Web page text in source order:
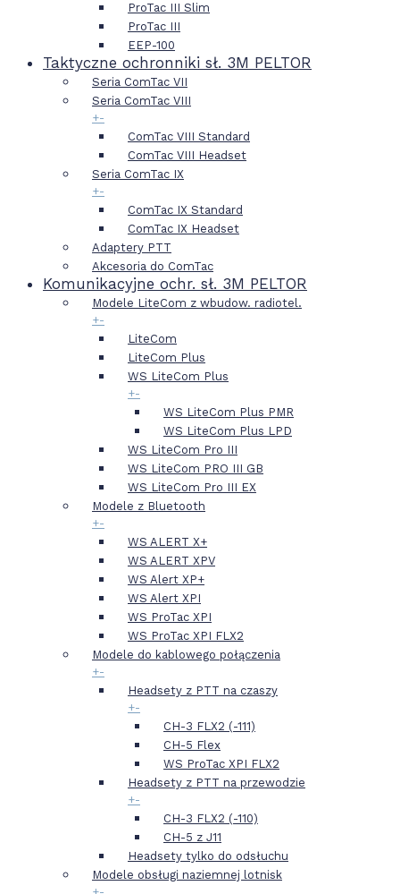
ProTac III Slim
ProTac III
EEP-100
Taktyczne ochronniki sł. 3M PELTOR
Seria ComTac VII
Seria ComTac VIII
+-
ComTac VIII Standard
ComTac VIII Headset
Seria ComTac IX
+-
ComTac IX Standard
ComTac IX Headset
Adaptery PTT
Akcesoria do ComTac
Komunikacyjne ochr. sł. 3M PELTOR
Modele LiteCom z wbudow. radiotel.
+-
LiteCom
LiteCom Plus
WS LiteCom Plus
+-
WS LiteCom Plus PMR
WS LiteCom Plus LPD
WS LiteCom Pro III
WS LiteCom PRO III GB
WS LiteCom Pro III EX
Modele z Bluetooth
+-
WS ALERT X+
WS ALERT XPV
WS Alert XP+
WS Alert XPI
WS ProTac XPI
WS ProTac XPI FLX2
Modele do kablowego połączenia
+-
Headsety z PTT na czaszy
+-
CH-3 FLX2 (-111)
CH-5 Flex
WS ProTac XPI FLX2
Headsety z PTT na przewodzie
+-
CH-3 FLX2 (-110)
CH-5 z J11
Headsety tylko do odsłuchu
Modele obsługi naziemnej lotnisk